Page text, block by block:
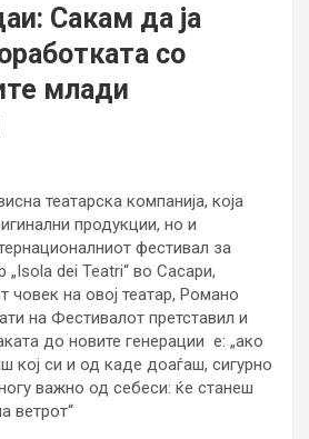
Сакам да ја
со
млади
театарска компанија, која
продукции, но и
фестивал за
„Isola dei Teatri“ во Сасари,
човек на овој театар, Романо
на Фестивалот претставил и
до новите генерации е: „ако
кој си и од каде доаѓаш, сигурно
важно од себеси: ќе станеш
ветрот“